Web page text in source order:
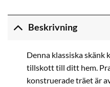
Beskrivning
Denna klassiska
tillskott till ditt hem.
konstruerade träet är